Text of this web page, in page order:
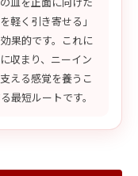
軽く引き寄せる」
果的です。これに
収まり、ニーイン
える感覚を養うこ
最短ルートです。